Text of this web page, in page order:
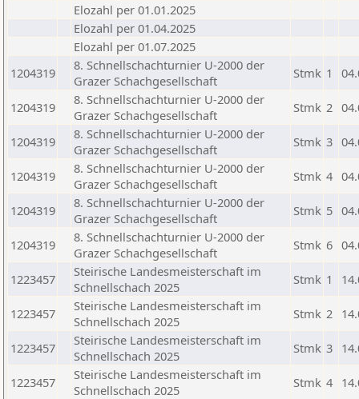
Elozahl per 01.01.2025
Elozahl per 01.04.2025
Elozahl per 01.07.2025
1204319
8. Schnellschachturnier U-2000 der
Grazer Schachgesellschaft
Stmk 1
1204319
8. Schnellschachturnier U-2000 der
Grazer Schachgesellschaft
Stmk 2
1204319
8. Schnellschachturnier U-2000 der
Grazer Schachgesellschaft
Stmk 3
1204319
8. Schnellschachturnier U-2000 der
Grazer Schachgesellschaft
Stmk 4
1204319
8. Schnellschachturnier U-2000 der
Grazer Schachgesellschaft
Stmk 5
1204319
8. Schnellschachturnier U-2000 der
Grazer Schachgesellschaft
Stmk 6
1223457
Steirische Landesmeisterschaft im
Schnellschach 2025
Stmk 1
1223457
Steirische Landesmeisterschaft im
Schnellschach 2025
Stmk 2
1223457
Steirische Landesmeisterschaft im
Schnellschach 2025
Stmk 3
1223457
Steirische Landesmeisterschaft im
Schnellschach 2025
Stmk 4